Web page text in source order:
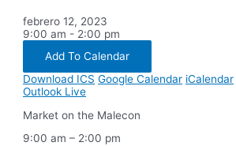
febrero 12, 2023
9:00 am - 2:00 pm
Add To Calendar
Download ICS Google Calendar iCalendar
Outlook Live
Market on the Malecon
9:00 am – 2:00 pm